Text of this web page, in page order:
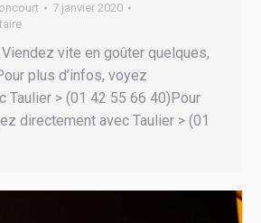
7 janvier 2020
vite en goûter quelques,
plus d’infos, voyez
Taulier > (01 42 55 66 40)Pour
directement avec Taulier > (01